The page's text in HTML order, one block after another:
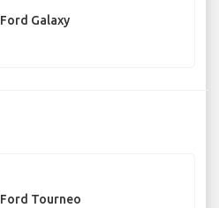
Ford Galaxy
Ford Tourneo